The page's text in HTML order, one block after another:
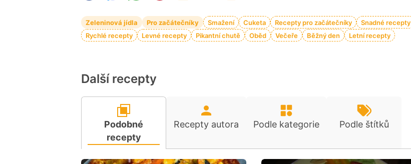
Zeleninová jídla Pro začátečníky Smažení Cuketa Recepty pro začátečníky
Snadné recepty
Rychlé recepty
Levné recepty Pikantní chutě Oběd Večeře Běžný den Letní recepty
Další recepty
Podobné
recepty
Recepty autora Podle kategorie Podle štítků